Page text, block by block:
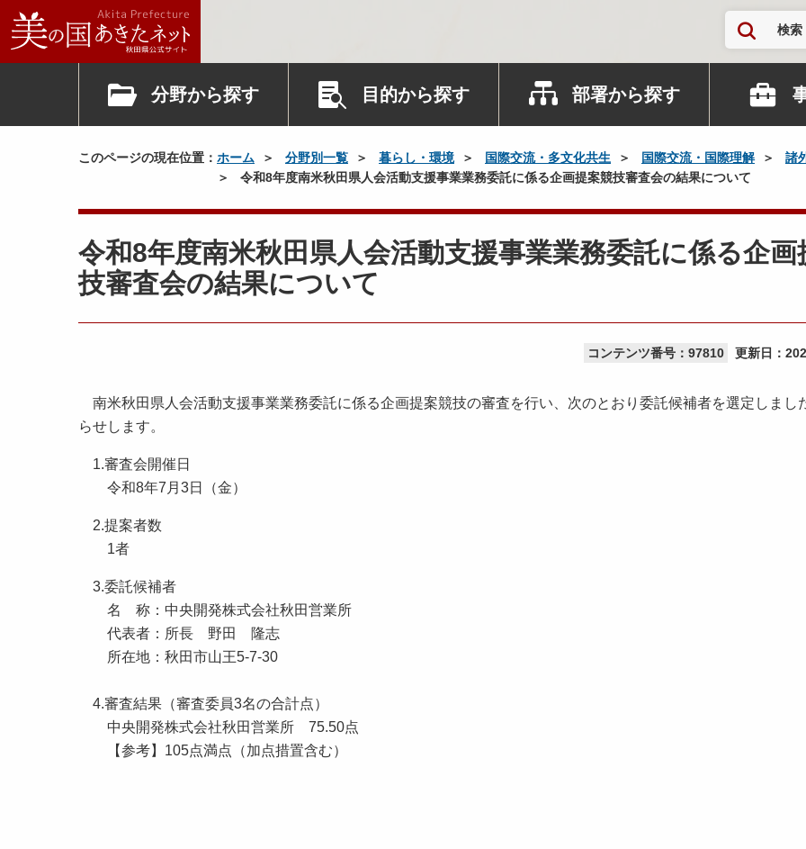
検索
分野から探す 目的から探す 部署から探す
このページの現在位置： ホーム 分野別一覧 暮らし・環境 国際交流・多文化共生 国際交流・国際理解
諸
令和8年度南米秋田県人会活動支援事業業務委託に係る企画提案競技審査会の結果について
令和8年度南米秋田県人会活動支援事業業務委託に係る企画
技審査会の結果について
コンテンツ番号：97810 更新日：
南米秋田県人会活動支援事業業務委託に係る企画提案競技の審査を行い、次のとおり委託候補者を選定しまし
らせします。
1.審査会開催日
令和8年7月3日（金）
2.提案者数
1者
3.委託候補者
名 称：中央開発株式会社秋田営業所
代表者：所長 野田 隆志
所在地：秋田市山王5-7-30
4.審査結果（審査委員3名の合計点）
中央開発株式会社秋田営業所 75.50点
【参考】105点満点（加点措置含む）